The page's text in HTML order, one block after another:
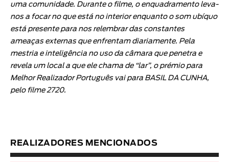
uma comunidade. Durante o filme, o enquadramento leva-
nos a focar no que está no interior enquanto o som ubíquo
está presente para nos relembrar das constantes
ameaças externas que enfrentam diariamente. Pela
mestria e inteligência no uso da câmara que penetra e
revela um local a que ele chama de “lar”, o prémio para
Melhor Realizador Português vai para BASIL DA CUNHA,
pelo filme 2720.
REALIZADORES MENCIONADOS